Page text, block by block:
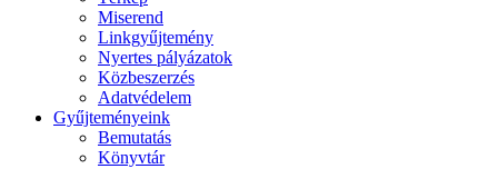
Miserend
Linkgyűjtemény
Nyertes pályázatok
Közbeszerzés
Adatvédelem
Gyűjteményeink
Bemutatás
Könyvtár